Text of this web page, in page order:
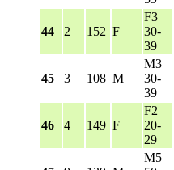
44 2 152 F
F3
30-
39
45 3 108 M
M3
30-
39
46 4 149 F
F2
20-
29
M5